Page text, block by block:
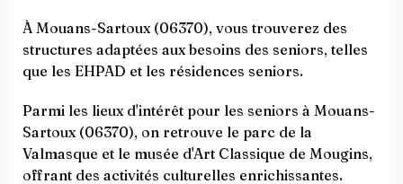
À Mouans-Sartoux (06370), vous trouverez des
structures adaptées aux besoins des seniors, telles
que les EHPAD et les résidences seniors.
Parmi les lieux d'intérêt pour les seniors à Mouans-
Sartoux (06370), on retrouve le parc de la
Valmasque et le musée d'Art Classique de Mougins,
offrant des activités culturelles enrichissantes.